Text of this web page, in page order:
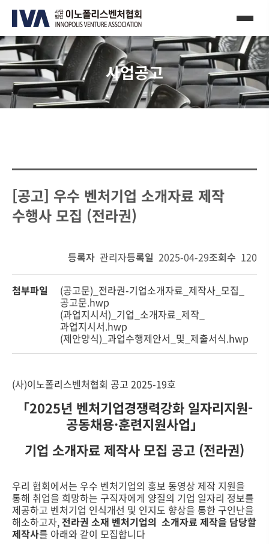
사업공고
[공고] 우수 벤처기업 소개자료 제작
수행사 모집 (전라권)
등록자 관리자등록일 2025-04-29조회수 120
첨부파일
(공고문)_전라권-기업소개자료_제작사_모집_
공고문.hwp
(과업지시서)_기업_소개자료_제작_
과업지시서.hwp
(제안양식)_과업수행제안서_및_제출서식.hwp
(사)이노폴리스벤처협회 공고 2025-19호
「2025년 벤처기업경쟁력강화 일자리지원-
공동채용·훈련지원사업」
기업 소개자료 제작사 모집 공고 (전라권)
우리 협회에서는 우수 벤처기업의 홍보 동영상 제작 지원을
통해 취업을 희망하는 구직자에게 양질의 기업 일자리 정보를
제공하고 벤처기업 인식개선 및 인지도 향상을 통한 구인난을
해소하고자,전라권 소재 벤처기업의 소개자료 제작을 담당할
제작사를 아래와 같이 모집합니다